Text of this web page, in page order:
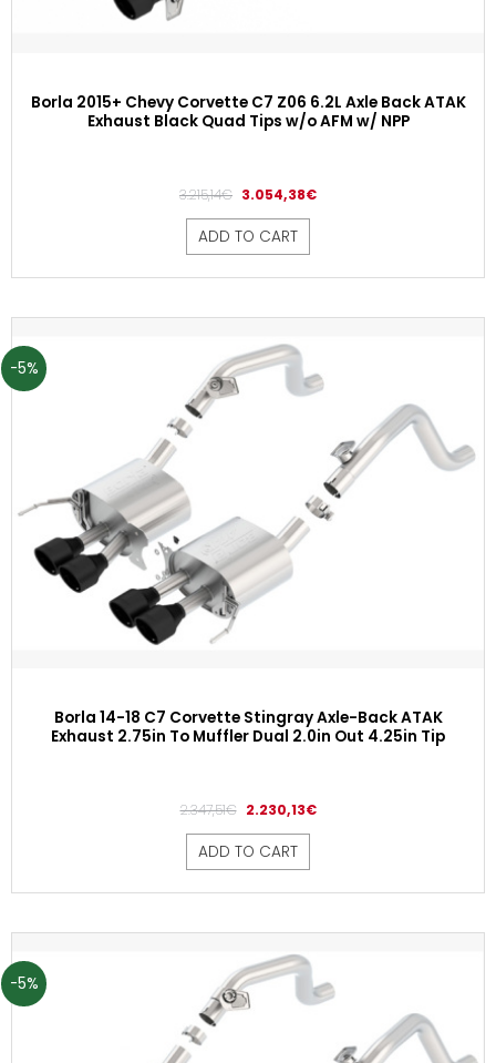
Borla 2015+ Chevy Corvette C7 Z06 6.2L Axle Back ATAK
Exhaust Black Quad Tips w/o AFM w/ NPP
3.215,14€ 3.054,38€
ADD TO CART
-5%
Borla 14-18 C7 Corvette Stingray Axle-Back ATAK
Exhaust 2.75in To Muffler Dual 2.0in Out 4.25in Tip
2.347,51€ 2.230,13€
ADD TO CART
-5%